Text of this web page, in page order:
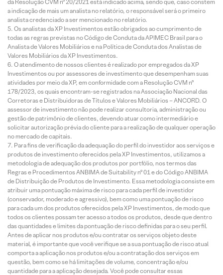
da Resolução CVM nº 20/2021 está indicado acima, sendo que, caso constem
a indicação de mais um analista no relatório, o responsável será o primeiro
analista credenciado a ser mencionado no relatório.
Os analistas da XP Investimentos estão obrigados ao cumprimento de
todas as regras previstas no Código de Conduta da APIMEC Brasil para o
Analista de Valores Mobiliários e na Política de Conduta dos Analistas de
Valores Mobiliários da XP Investimentos.
O atendimento de nossos clientes é realizado por empregados da XP
Investimentos ou por assessores de investimento que desempenham suas
atividades por meio da XP, em conformidade com a Resolução CVM nº
178/2023, os quais encontram-se registrados na Associação Nacional das
Corretoras e Distribuidoras de Títulos e Valores Mobiliários – ANCORD. O
assessor de investimento não pode realizar consultoria, administração ou
gestão de patrimônio de clientes, devendo atuar como intermediário e
solicitar autorização prévia do cliente para a realização de qualquer operação
no mercado de capitais.
Para fins de verificação da adequação do perfil do investidor aos serviços e
produtos de investimento oferecidos pela XP Investimentos, utilizamos a
metodologia de adequação dos produtos por portfólio, nos termos das
Regras e Procedimentos ANBIMA de Suitability nº 01 e do Código ANBIMA
de Distribuição de Produtos de Investimento. Essa metodologia consiste em
atribuir uma pontuação máxima de risco para cada perfil de investidor
(conservador, moderado e agressivo), bem como uma pontuação de risco
para cada um dos produtos oferecidos pela XP Investimentos, de modo que
todos os clientes possam ter acesso a todos os produtos, desde que dentro
das quantidades e limites da pontuação de risco definidas para o seu perfil.
Antes de aplicar nos produtos e/ou contratar os serviços objeto deste
material, é importante que você verifique se a sua pontuação de risco atual
comporta a aplicação nos produtos e/ou a contratação dos serviços em
questão, bem como se há limitações de volume, concentração e/ou
quantidade para a aplicação desejada. Você pode consultar essas